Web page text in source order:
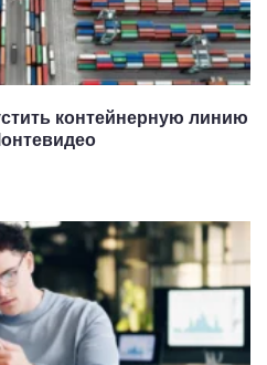
контейнерную линию